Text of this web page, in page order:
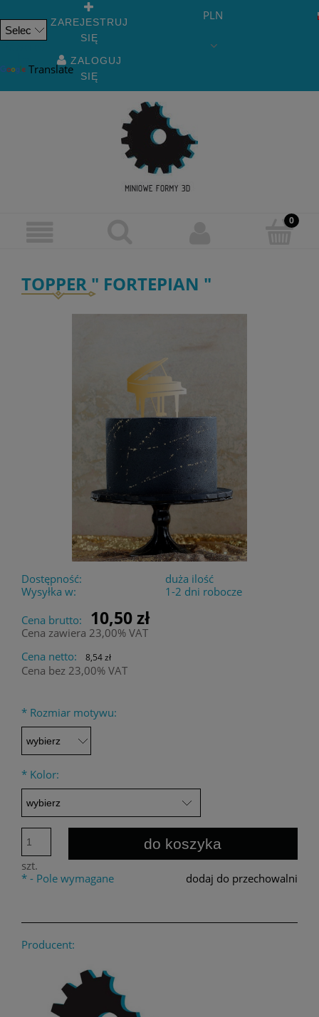
Translate
ZAREJESTRUJ
SIĘ
ZALOGUJ
SIĘ
PLN
TOPPER " FORTEPIAN "
Dostępność:
duża ilość
Wysyłka w:
1-2 dni robocze
Cena brutto:
10,50 zł
Cena zawiera 23,00% VAT
Cena netto:
8,54 zł
Cena bez 23,00% VAT
* Rozmiar motywu:
* Kolor:
szt.
do koszyka
dodaj do przechowalni
* - Pole wymagane
Producent: